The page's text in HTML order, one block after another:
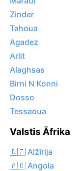
Zinder
Tahoua
Agadez
Arlit
Alaghsas
Birni N Konni
Dosso
Tessaoua
Valstis Āfrika
🇩🇿 Alžīrija
🇦🇴 Angola